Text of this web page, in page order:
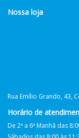
Nossa loja
Rua Emílio Grando, 43,
Horário de
De 2ª a 6ª Manhã das